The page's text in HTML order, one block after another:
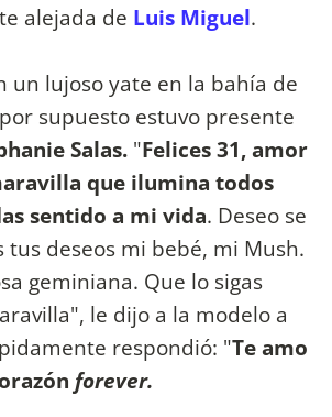
alejada de Luis Miguel.
un lujoso yate en la bahía de
supuesto estuvo presente
Salas. "Felices 31, amor
que ilumina todos
sentido a mi vida. Deseo se
tus deseos mi bebé, mi Mush.
geminiana. Que lo sigas
le dijo a la modelo a
respondió: "Te amo
forever.